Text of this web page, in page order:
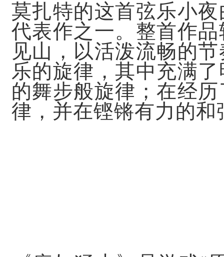
莫扎特的这首弦乐小
代表作之一。整首作
见山，以活泼流畅的
乐的旋律，其中充满
的舞步般旋律；在经
律，并在铿锵有力的